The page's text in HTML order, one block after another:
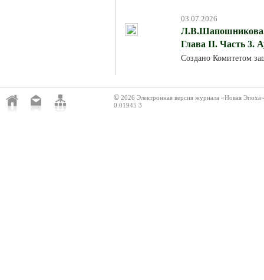
03.07.2026
Л.В.Шапошникова.
Глава II. Часть 3.
Создано Комитетом
© 2026 Электронная версия журнала «Новая Эпоха»
0.01945 3